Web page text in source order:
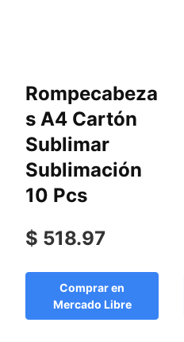
Rompecabeza
s A4 Cartón
Sublimar
Sublimación
10 Pcs
$ 518.97
Comprar en
Mercado Libre